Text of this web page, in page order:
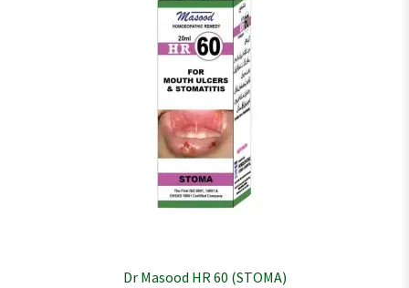
Dr Masood HR 60 (STOMA)